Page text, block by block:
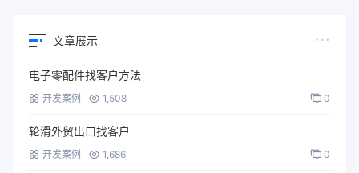
文章展示
电子零配件找客户方法
开发案例 1,508 0
轮滑外贸出口找客户
开发案例 1,686 0